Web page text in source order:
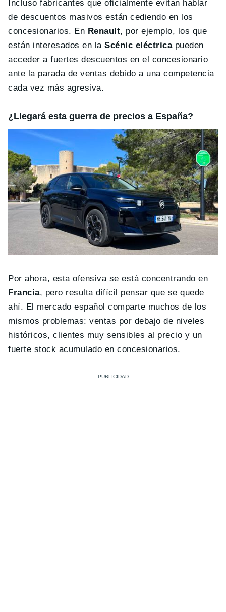
Incluso fabricantes que oficialmente evitan hablar
de descuentos masivos están cediendo en los
concesionarios. En Renault, por ejemplo, los que
están interesados en laScénic eléctricapueden
acceder a fuertes descuentos en el concesionario
ante la parada de ventas debido a una competencia
cada vez más agresiva.
¿Llegará esta guerra de precios a España?
Por ahora, esta ofensiva se está concentrando en
Francia, pero resulta difícil pensar que se quede
ahí. El mercado español comparte muchos de los
mismos problemas: ventas por debajo de niveles
históricos, clientes muy sensibles al precio y un
fuerte stock acumulado en concesionarios.